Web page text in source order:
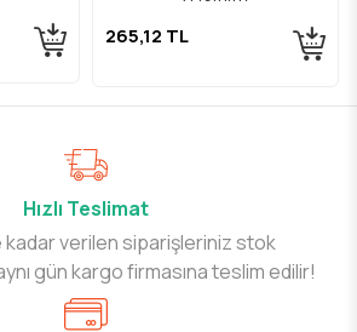
265,12 TL
Hızlı Teslimat
kadar verilen siparişleriniz stok
gün kargo firmasına teslim edilir!